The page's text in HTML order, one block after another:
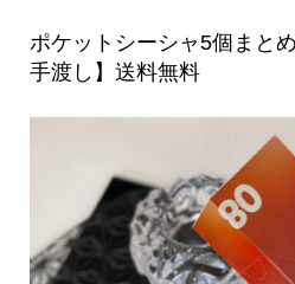
ポケットシーシャ5個まと
手渡し】送料無料